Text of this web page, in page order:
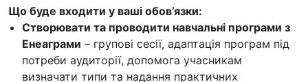
Що буде входити у ваші обов’язки:
Створювати та проводити навчальні програми з
Енеаграми – групові сесії, адаптація програм під
потреби аудиторії, допомога учасникам
визначати типи та надання практичних